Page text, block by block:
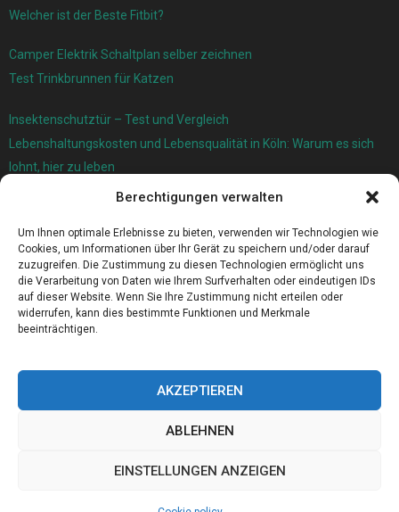
Berechtigungen verwalten
Um Ihnen optimale Erlebnisse zu bieten, verwenden wir Technologien wie
Cookies, um Informationen über Ihr Gerät zu speichern und/oder darauf
zuzugreifen. Die Zustimmung zu diesen Technologien ermöglicht uns
die Verarbeitung von Daten wie Ihrem Surfverhalten oder eindeutigen IDs
auf dieser Website. Wenn Sie Ihre Zustimmung nicht erteilen oder
widerrufen, kann dies bestimmte Funktionen und Merkmale
beeinträchtigen.
AKZEPTIEREN
ABLEHNEN
EINSTELLUNGEN ANZEIGEN
Welcher ist der Beste Fitbit?
Camper Elektrik Schaltplan selber zeichnen
Test Trinkbrunnen für Katzen
Insektenschutztür – Test und Vergleich
Lebenshaltungskosten und Lebensqualität in Köln: Warum es sich
lohnt, hier zu leben
Ersatzfedern für Ihr Trampolin
Holländischer Stoffmarkt in Ihrer Nähe